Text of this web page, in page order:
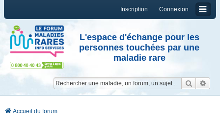
Connexion
Inscription
L'espace d'échange pour les
personnes touchées par une
maladie rare
Accueil du forum